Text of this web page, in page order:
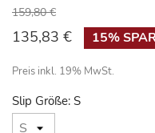
159,80 €
135,83 € 15%
Preis inkl. 19% MwSt.
Slip Größe: S